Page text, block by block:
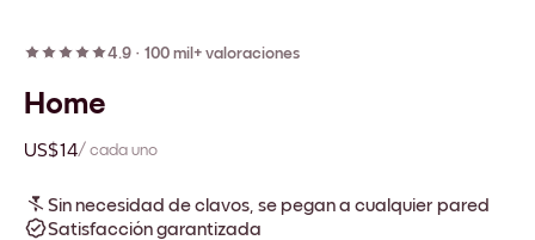
4.9 · 100 mil+ valoraciones
Home
US$14/ cada uno
Sin necesidad de clavos, se pegan a cualquier pared
Satisfacción garantizada